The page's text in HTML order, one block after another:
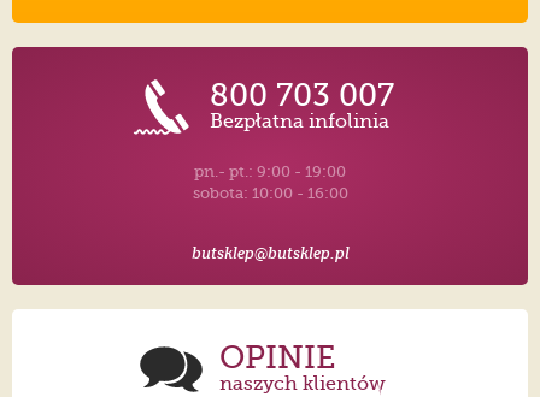
800 703 007
Bezpłatna infolinia
pn.- pt.: 9:00 - 19:00
sobota: 10:00 - 16:00
butsklep@butsklep.pl
OPINIE
naszych klientów